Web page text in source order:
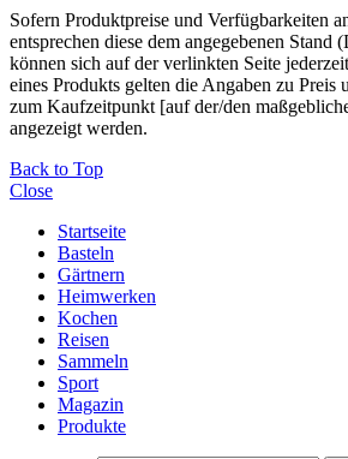
Sofern Produktpreise und Verfügbarkeiten
entsprechen diese dem angegebenen Stand
können sich auf der verlinkten Seite
eines Produkts gelten die Angaben zu Preis
zum Kaufzeitpunkt [auf der/den
angezeigt werden.
Back to Top
Close
Startseite
Basteln
Gärtnern
Heimwerken
Kochen
Reisen
Sammeln
Sport
Magazin
Produkte